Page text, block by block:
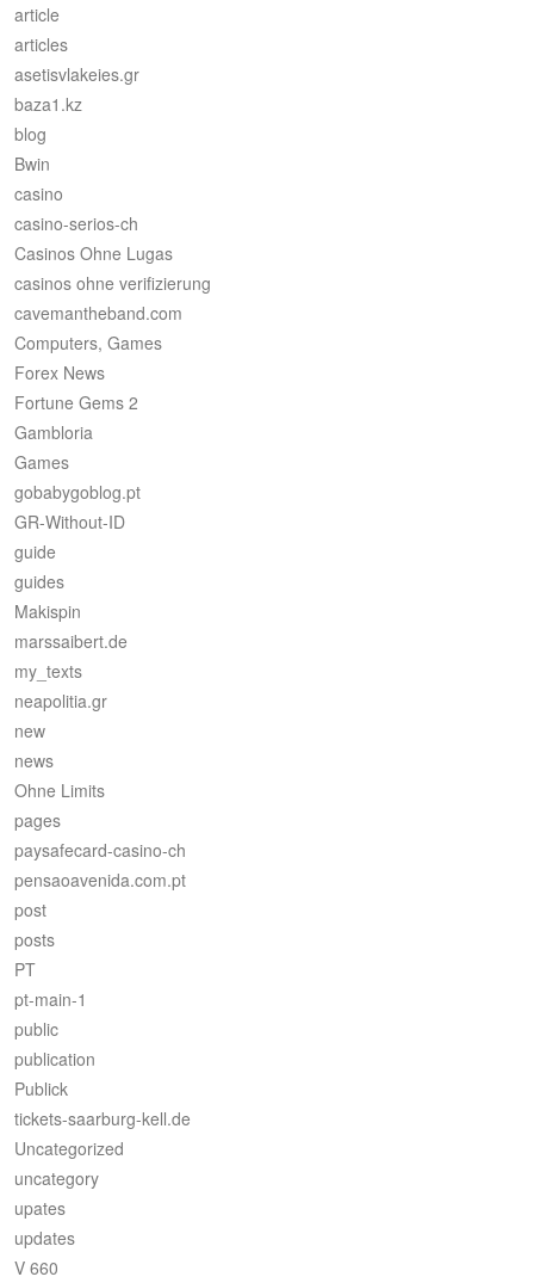
article
articles
asetisvlakeies.gr
baza1.kz
blog
Bwin
casino
casino-serios-ch
Casinos Ohne Lugas
casinos ohne verifizierung
cavemantheband.com
Computers, Games
Forex News
Fortune Gems 2
Gambloria
Games
gobabygoblog.pt
GR-Without-ID
guide
guides
Makispin
marssaibert.de
my_texts
neapolitia.gr
new
news
Ohne Limits
pages
paysafecard-casino-ch
pensaoavenida.com.pt
post
posts
PT
pt-main-1
public
publication
Publick
tickets-saarburg-kell.de
Uncategorized
uncategory
upates
updates
V 660